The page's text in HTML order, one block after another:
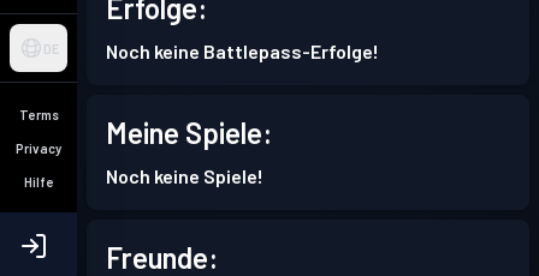
DE
Terms
Privacy
Hilfe
Erfolge:
Noch keine Battlepass-Erfolge!
Meine Spiele:
Noch keine Spiele!
Freunde: